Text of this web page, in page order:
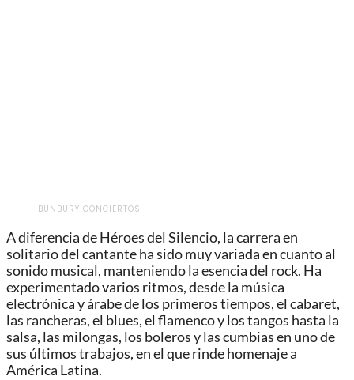
BUNBURY CONCIERTOS
A diferencia de Héroes del Silencio, la carrera en
solitario del cantante ha sido muy variada en cuanto al
sonido musical, manteniendo la esencia del rock. Ha
experimentado varios ritmos, desde la música
electrónica y árabe de los primeros tiempos, el cabaret,
las rancheras, el blues, el flamenco y los tangos hasta la
salsa, las milongas, los boleros y las cumbias en uno de
sus últimos trabajos, en el que rinde homenaje a
América Latina.